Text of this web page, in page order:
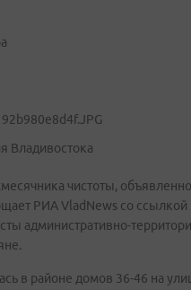
Владивостока
чистоты,
РИА VladNews со
административно-
в районе домов 36-46 на